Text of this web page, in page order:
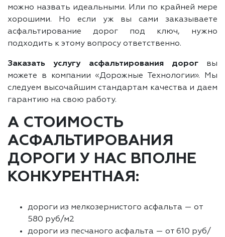
можно назвать идеальными. Или по крайней мере
хорошими. Но если уж вы сами заказываете
асфальтирование дорог под ключ, нужно
подходить к этому вопросу ответственно.
Заказать услугу асфальтирования дорогвы
можете в компании «Дорожные Технологии». Мы
следуем высочайшим стандартам качества и даем
гарантию на свою работу.
А СТОИМОСТЬ
АСФАЛЬТИРОВАНИЯ
ДОРОГИ У НАС ВПОЛНЕ
КОНКУРЕНТНАЯ:
дороги из мелкозернистого асфальта — от
580 руб/м2
дороги из песчаного асфальта — от 610 руб/